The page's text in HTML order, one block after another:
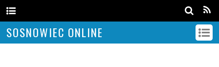
SOSNOWIEC ONLINE